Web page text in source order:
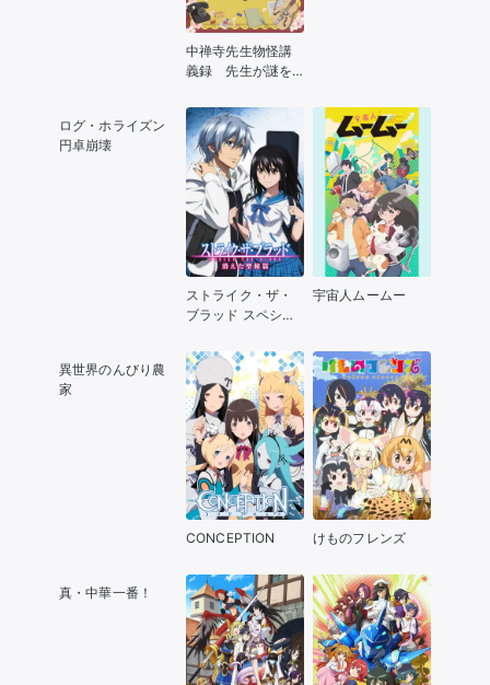
中禅寺先生物怪講
義録 先生が謎を
ら。
ログ・ホライズン
円卓崩壊
ストライク・ザ・
ブラッド スペシャ
篇
宇宙人ムームー
異世界のんびり農
家
CONCEPTION けものフレンズ
真・中華一番！